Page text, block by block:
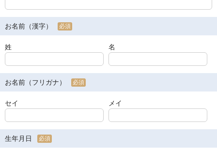
お名前（漢字） 必須
姓 名
お名前（フリガナ） 必須
セイ メイ
生年月日 必須